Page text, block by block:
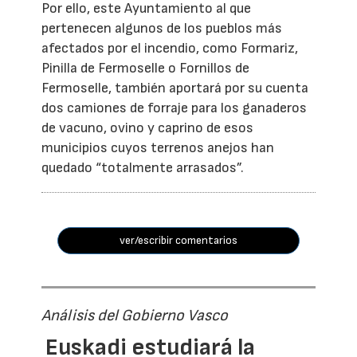
Por ello, este Ayuntamiento al que
pertenecen algunos de los pueblos más
afectados por el incendio, como Formariz,
Pinilla de Fermoselle o Fornillos de
Fermoselle, también aportará por su cuenta
dos camiones de forraje para los ganaderos
de vacuno, ovino y caprino de esos
municipios cuyos terrenos anejos han
quedado “totalmente arrasados”.
ver/escribir comentarios
Análisis del Gobierno Vasco
Euskadi estudiará la